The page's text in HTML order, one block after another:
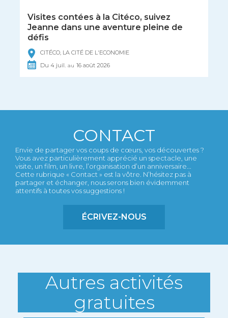
Visites contées à la Citéco, suivez
Jeanne dans une aventure pleine de
défis
CITÉCO, LA CITÉ DE L'ECONOMIE
Du4 juil. au 16août 2026
CONTACT
Envie de partager vos coups de cœurs, vos découvertes ?
Vous avez particulièrement apprécié un spectacle, une
visite, un film, un livre, l’organisation d’un anniversaire...
Cette rubrique « Contact » est la vôtre. N’hésitez pas à
partager et échanger, nous serons bien évidemment
attentifs à toutes vos suggestions !
ÉCRIVEZ-NOUS
Autres activités
gratuites